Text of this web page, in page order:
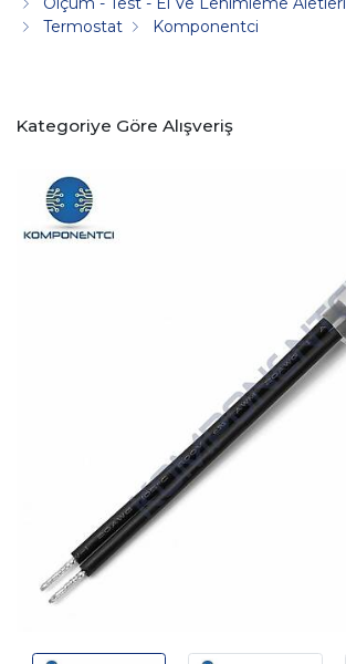
Termostat
Komponentci
Kategoriye Göre Alışveriş